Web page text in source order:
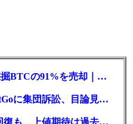
マイニング大手MARA、採掘BTCの91%を売却｜純損失6億ドル
仮想通貨カストディ大手BitGoに集団訴訟、目論見書が争点に
ビットコイン6万5000ドル回復も、上値期待は過去最低の23%